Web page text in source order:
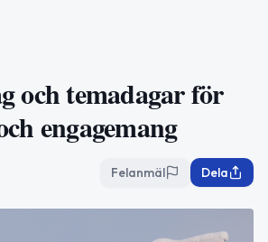
och temadagar för
engagemang
Felanmäl Dela